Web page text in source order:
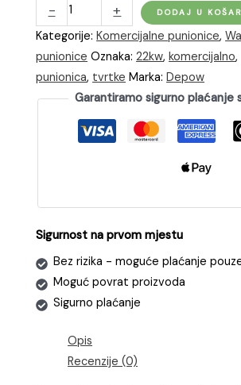
-
Wallbox
komercijalna
punionica
za
Type2
utorom
|
OCPP
količina
+ DODAJ U
Kategorije:Komercijalne punionice,
punionice Oznaka:22kw,komercijalno,
punionica, tvrtke Marka:Depow
Garantiramo sigurno plaćanje
Sigurnost na prvom mjestu
Bez rizika - moguće plaćanje
Moguć povrat proizvoda
Sigurno plaćanje
Opis
Recenzije (0)